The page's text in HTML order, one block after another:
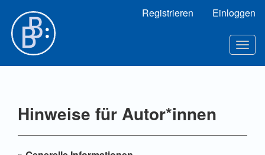
Hauptinhalt
Sidebar
Registrieren Einloggen
Hinweise für Autor*innen